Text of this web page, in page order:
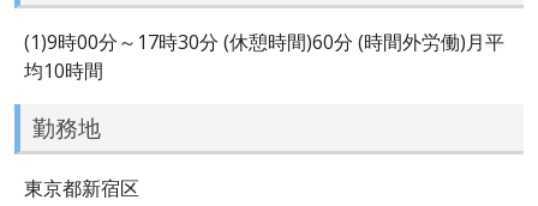
(1)9時00分～17時30分 (休憩時間)60分 (時間外労働)月平
均10時間
勤務地
東京都新宿区